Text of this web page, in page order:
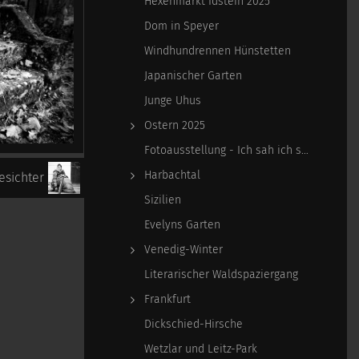
Dom in Speyer
Windhundrennen Hünstetten
Japanischer Garten
Junge Uhus
Ostern 2025
Fotoausstellung - Ich sah ich sehe
Harbachtal
Sizilien
Evelyns Garten
Venedig-Winter
Literarischer Waldspaziergang
Frankfurt
Dickschied-Hirsche
Wetzlar und Leitz-Park